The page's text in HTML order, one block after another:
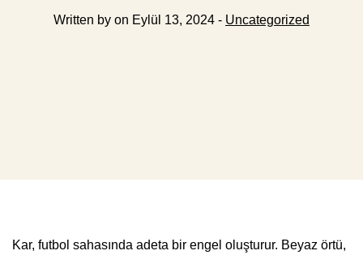
Written by on Eylül 13, 2024 - Uncategorized
Kar, futbol sahasında adeta bir engel oluşturur. Beyaz örtü,